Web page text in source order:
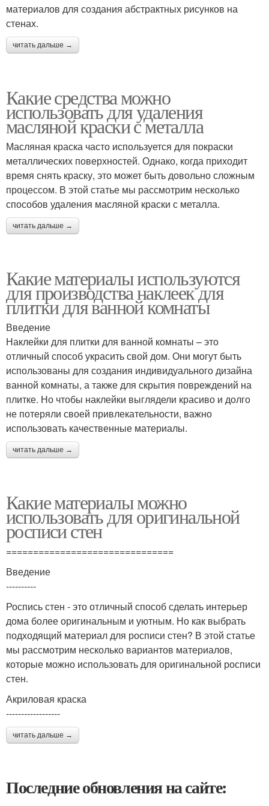
материалов для создания абстрактных рисунков на
стенах.
читать дальше →
Какие средства можно
использовать для удаления
масляной краски с металла
Масляная краска часто используется для покраски
металлических поверхностей. Однако, когда приходит
время снять краску, это может быть довольно сложным
процессом. В этой статье мы рассмотрим несколько
способов удаления масляной краски с металла.
читать дальше →
Какие материалы используются
для производства наклеек для
плитки для ванной комнаты
Введение
Наклейки для плитки для ванной комнаты – это
отличный способ украсить свой дом. Они могут быть
использованы для создания индивидуального дизайна
ванной комнаты, а также для скрытия повреждений на
плитке. Но чтобы наклейки выглядели красиво и долго
не потеряли своей привлекательности, важно
использовать качественные материалы.
читать дальше →
Какие материалы можно
использовать для оригинальной
росписи стен
===============================
Введение
----------
Роспись стен - это отличный способ сделать интерьер
дома более оригинальным и уютным. Но как выбрать
подходящий материал для росписи стен? В этой статье
мы рассмотрим несколько вариантов материалов,
которые можно использовать для оригинальной росписи
стен.
Акриловая краска
------------------
читать дальше →
Последние обновления на сайте: